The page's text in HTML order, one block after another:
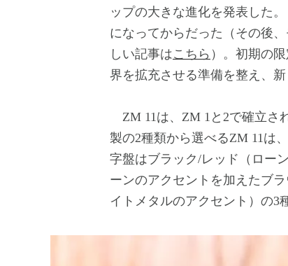
ップの大きな進化を発表した
になってからだった（その後
しい記事はこちら ）。初期の
界を拡充させる準備を整え、
ZM 11は、ZM 1と2で確立さ
製の2種類から選べるZM 11は
字盤はブラック/レッド（ロー
ーンのアクセントを加えたブ
イトメタルのアクセント）の3